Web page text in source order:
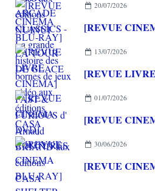
20/07/2026
13/07/2026
01/07/2026
30/06/2026